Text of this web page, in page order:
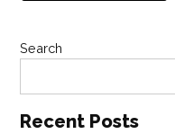
Search
Recent Posts